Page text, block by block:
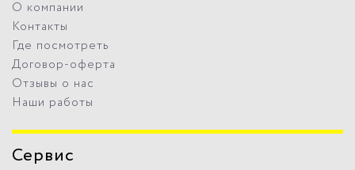
О компании
Контакты
Где посмотреть
Договор-оферта
Отзывы о нас
Наши работы
Сервис